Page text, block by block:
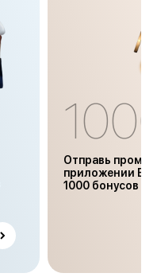
Отправь
приложении
1000 бонусов